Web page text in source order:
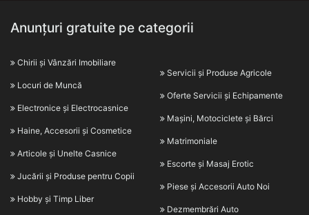
Anunțuri gratuite pe categorii
Chirii și Vânzări Imobiliare
Locuri de Muncă
Electronice și Electrocasnice
Haine, Accesorii și Cosmetice
Articole și Unelte Casnice
Jucării și Produse pentru Copii
Hobby și Timp Liber
Servicii și Produse Agricole
Oferte Servicii și Echipamente
Mașini, Motociclete și Bărci
Matrimoniale
Escorte și Masaj Erotic
Piese și Accesorii Auto Noi
Dezmembrări Auto